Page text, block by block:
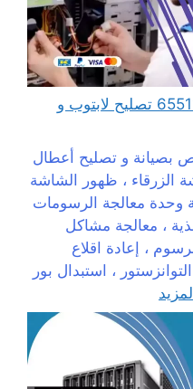
مهندس كمبيوتر صبحان 65511033 تصليح لابتوب و
بصيانة و تصليح أعطال
الزرقاء ، ظهور الشاشة
وحدة معالجة الرسومات
، معالجة مشاكل
، إعادة اقلاع
، استبدال بور